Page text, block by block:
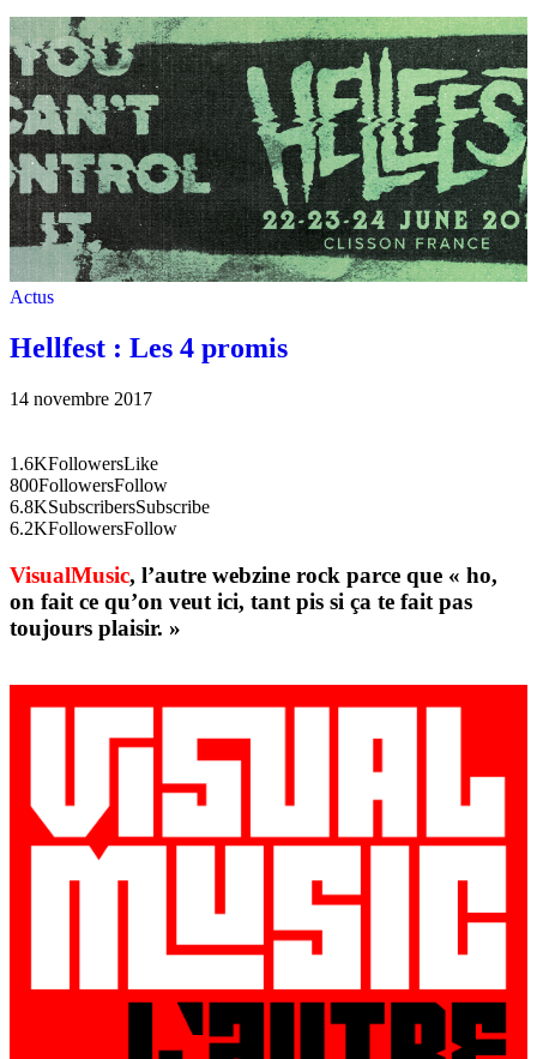
Actus
Hellfest : Les 4 promis
14 novembre 2017
1.6KFollowersLike
800FollowersFollow
6.8KSubscribersSubscribe
6.2KFollowersFollow
VisualMusic, l’autre webzine rock parce que « ho,
on fait ce qu’on veut ici, tant pis si ça te fait pas
toujours plaisir. »